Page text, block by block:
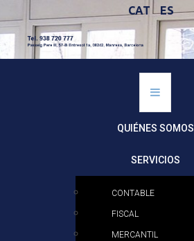
CAT ES
QUIÉNES SOMOS
SERVICIOS
CONTABLE
FISCAL
MERCANTIL